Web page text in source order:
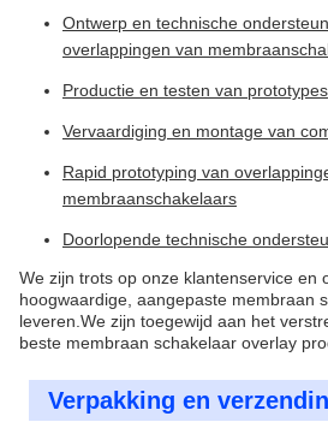
Ontwerp en technische
overlappingen van
Productie en testen van prototypes
Vervaardiging en montage van
Rapid prototyping van
membraanschakelaars
Doorlopende technische
We zijn trots op onze klantenservice en
hoogwaardige, aangepaste membraan
leveren.We zijn toegewijd aan het
beste membraan schakelaar overlay
Verpakking en